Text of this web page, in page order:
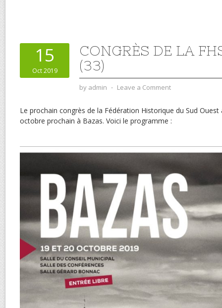
15
Oct 2019
CONGRÈS DE LA
(33)
by admin ⋅ Leave a Comment
Le prochain congrès de la Fédération Historique du Sud
octobre prochain à Bazas. Voici le programme :